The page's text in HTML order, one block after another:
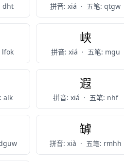
dht 拼音: xiá · 五笔: qtgw
lfok
峡
拼音: xiá · 五笔: mgu
alk
遐
拼音: xiá · 五笔: nhf
罅
拼音: xià · 五笔: rmhh